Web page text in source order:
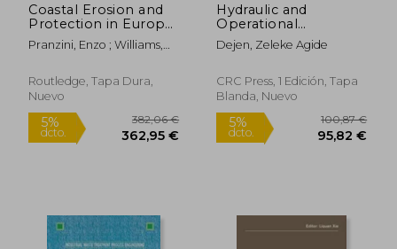
Coastal Erosion and
Protection in Europe
(en Inglés)
Pranzini, Enzo ; Williams,
Routledge, Tapa Dura,
Nuevo
Hydraulic and
Operational
Performance of
Irrigation Schemes in
and Sustainability:
Sugar Estates and
Schemes in (en
Inglés)
Dejen, Zeleke Agide
CRC Press, 1 Edición, Tapa
Blanda, Nuevo